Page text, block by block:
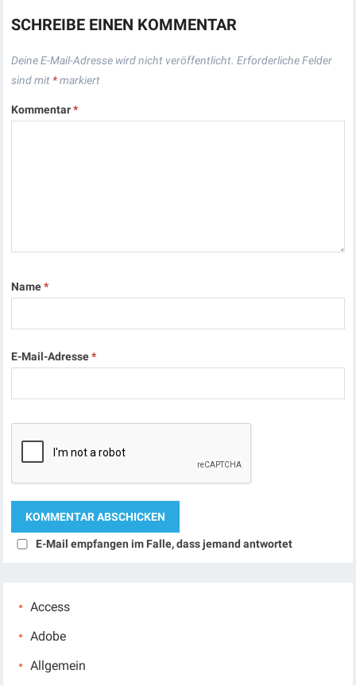
SCHREIBE EINEN KOMMENTAR
Deine E-Mail-Adresse wird nicht veröffentlicht. Erforderliche Felder
sind mit *markiert
Kommentar*
Name*
E-Mail-Adresse*
E-Mail empfangen im Falle, dass jemand antwortet
Access
Adobe
Allgemein